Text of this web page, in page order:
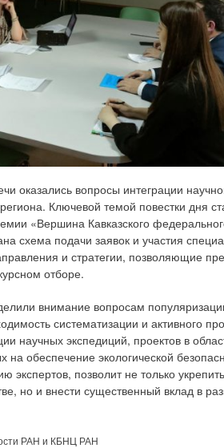
оказались вопросы интеграции
Ключевой темой повестки дня
«Вершина Кавказского
схема подачи заявок и участия
и стратегии, позволяющие
отборе.
внимание вопросам
систематизации и активного
научных экспедиций, проектов в
на обеспечение экологической
экспертов, позволит не только
но и внести существенный вклад в
РАН и КБНЦ РАН